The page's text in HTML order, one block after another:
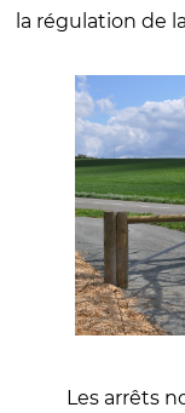
la régulation de
Les arrêts